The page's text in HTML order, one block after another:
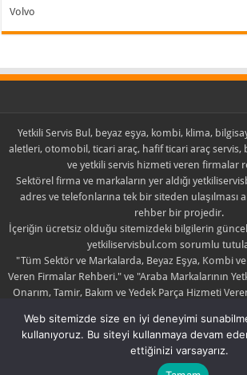
Volvo
Yetkili Servis Bul, beyaz eşya, kombi, klima,
aletleri, otomobil, ticari araç, hafif ticari araç servis,
ve yetkili servis hizmeti veren firmalar
Sektörel firma ve markaların yer aldığı
adres ve telefonlarına tek bir siteden ulaşılması
rehber bir projedir.
İçeriğin ücretsiz olduğu sitemizdeki bilgilerin
yetkiliservisbul.com sorumlu
"Tüm Sektör ve Markalarda, Beyaz Eşya, Kombi
Veren Firmalar Rehberi." ve "Araba Markalarının
Onarım, Tamir, Bakım ve Yedek Parça Hizmeti
Yayınlanan içerik ile ilgili şikayette bulunulması
yada düzeltilebilir.
Web sitemizde size en iyi deneyimi
kullanıyoruz. Bu siteyi kullanmaya devam
ettiğinizi varsayarız.